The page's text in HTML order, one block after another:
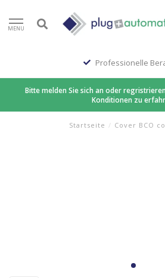
MENU
Professionelle
Bitte melden Sie sich an oder
Konditionen zu
Startseite / Cover BCO